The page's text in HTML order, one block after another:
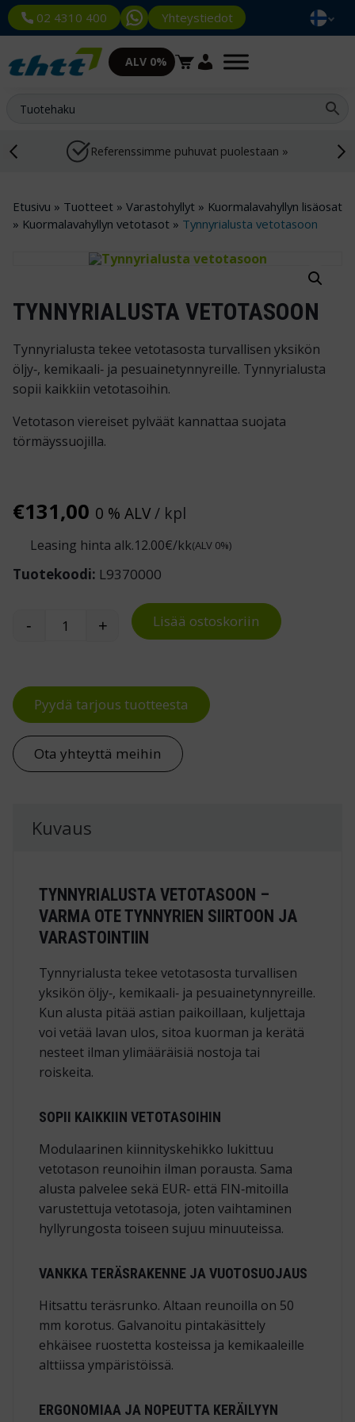
02 4310 400 Yhteystiedot
ALV 0%
Referenssimme puhuvat puolestaan »
Etusivu » Tuotteet » Varastohyllyt » Kuormalavahyllyn lisäosat
» Kuormalavahyllyn vetotasot » Tynnyrialusta vetotasoon
TYNNYRIALUSTA VETOTASOON
Tynnyrialusta tekee vetotasosta turvallisen yksikön
öljy‑, kemikaali‑ ja pesuaine­tynnyreille. Tynnyrialusta
sopii kaikkiin vetotasoihin.
Vetotason viereiset pylväät kannattaa suojata
törmäyssuojilla.
€131,00 0 % ALV/ kpl
Leasing hinta alk.12.00€/kk(ALV 0%)
Tuotekoodi: L9370000
Tynnyrialusta vetotasoon määrä
- + Lisää ostoskoriin
Pyydä tarjous tuotteesta
Ota yhteyttä meihin
Kuvaus
TYNNYRIALUSTA VETOTASOON –
VARMA OTE TYNNYRIEN SIIRTOON JA
VARASTOINTIIN
Tynnyrialusta tekee vetotasosta turvallisen
yksikön öljy‑, kemikaali‑ ja pesuaine­tynnyreille.
Kun alusta pitää astian paikoillaan, kuljettaja
voi vetää lavan ulos, sitoa kuorman ja kerätä
nesteet ilman ylimääräisiä nostoja tai
roiskeita.
SOPII KAIKKIIN VETOTASOIHIN
Modulaarinen kiinnityskehikko lukittuu
vetotason reunoihin ilman porausta. Sama
alusta palvelee sekä EUR‑ että FIN‑mitoilla
varustettuja vetotasoja, joten vaihtaminen
hyllyrungosta toiseen sujuu minuuteissa.
VANKKA TERÄSRAKENNE JA VUOTOSUOJAUS
Hitsattu teräsrunko. Altaan reunoilla on 50
mm korotus. Galvanoitu pintakäsittely
ehkäisee ruostetta kosteissa ja kemikaaleille
alttiissa ympäristöissä.
ERGONOMIAA JA NOPEUTTA KERÄILYYN